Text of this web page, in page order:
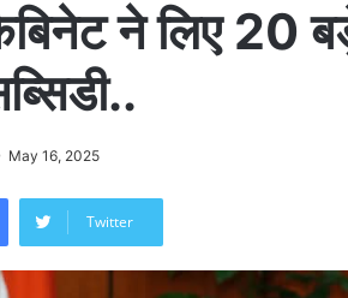
ने लिए 20
May 16, 2025
Twitter